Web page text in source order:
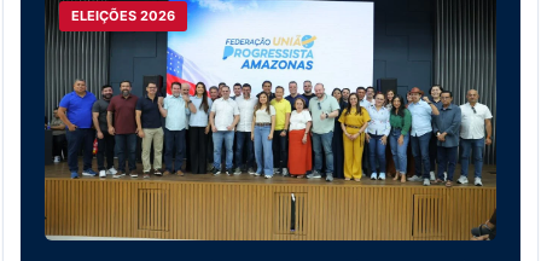
ELEIÇÕES 2026